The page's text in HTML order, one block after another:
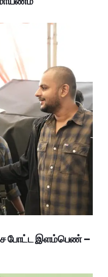
போட்ட இளம்பெண் –